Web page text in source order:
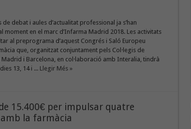
de debat i aules d’actualitat professional ja s’han
moment en el marc d’Infarma Madrid 2018. Les activitats
al preprograma d’aquest Congrés i Saló Europeu
que, organitzat conjuntament pels Col·legis de
Madrid i Barcelona, en col·laboració amb Interalia, tindrà
13, 14 i ... Llegir Més »
15.400€ per impulsar quatre
la farmàcia